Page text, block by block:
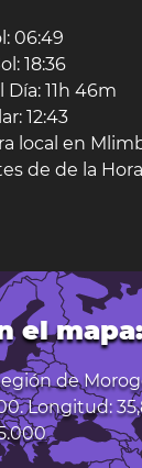
06:49
18:36
11h 46m
12:43
local en
de de la
el
de
Longitud: